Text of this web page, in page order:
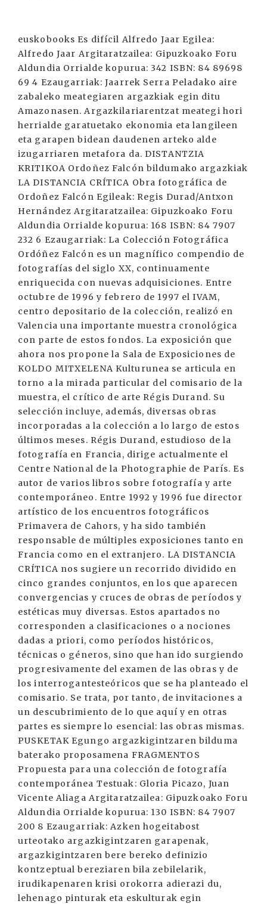
euskobooks Es difícil Alfredo Jaar Egilea:
Alfredo Jaar Argitaratzailea: Gipuzkoako Foru
Aldundia Orrialde kopurua: 342 ISBN: 84 89698
69 4 Ezaugarriak: Jaarrek Serra Peladako aire
zabaleko meategiaren argazkiak egin ditu
Amazonasen. Argazkilariarentzat meategi hori
herrialde garatuetako ekonomia eta langileen
eta garapen bidean daudenen arteko alde
izugarriaren metafora da. DISTANTZIA
KRITIKOA Ordoñez Falcón bildumako argazkiak
LA DISTANCIA CRÍTICA Obra fotográfica de
Ordoñez Falcón Egileak: Regis Durad/Antxon
Hernández Argitaratzailea: Gipuzkoako Foru
Aldundia Orrialde kopurua: 168 ISBN: 84 7907
232 6 Ezaugarriak: La Colección Fotográfica
Ordóñez Falcón es un magnífico compendio de
fotografías del siglo XX, continuamente
enriquecida con nuevas adquisiciones. Entre
octubre de 1996 y febrero de 1997 el IVAM,
centro depositario de la colección, realizó en
Valencia una importante muestra cronológica
con parte de estos fondos. La exposición que
ahora nos propone la Sala de Exposiciones de
KOLDO MITXELENA Kulturunea se articula en
torno a la mirada particular del comisario de la
muestra, el crítico de arte Régis Durand. Su
selección incluye, además, diversas obras
incorporadas a la colección a lo largo de estos
últimos meses. Régis Durand, estudioso de la
fotografía en Francia, dirige actualmente el
Centre National de la Photographie de París. Es
autor de varios libros sobre fotografía y arte
contemporáneo. Entre 1992 y 1996 fue director
artístico de los encuentros fotográficos
Primavera de Cahors, y ha sido también
responsable de múltiples exposiciones tanto en
Francia como en el extranjero. LA DISTANCIA
CRÍTICA nos sugiere un recorrido dividido en
cinco grandes conjuntos, en los que aparecen
convergencias y cruces de obras de períodos y
estéticas muy diversas. Estos apartados no
corresponden a clasificaciones o a nociones
dadas a priori, como períodos históricos,
técnicas o géneros, sino que han ido surgiendo
progresivamente del examen de las obras y de
los interrogantesteóricos que se ha planteado el
comisario. Se trata, por tanto, de invitaciones a
un descubrimiento de lo que aquí y en otras
partes es siempre lo esencial: las obras mismas.
PUSKETAK Egungo argazkigintzaren bilduma
baterako proposamena FRAGMENTOS
Propuesta para una colección de fotografía
contemporánea Testuak: Gloria Picazo, Juan
Vicente Aliaga Argitaratzailea: Gipuzkoako Foru
Aldundia Orrialde kopurua: 130 ISBN: 84 7907
200 8 Ezaugarriak: Azken hogeitabost
urteotako argazkigintzaren garapenak,
argazkigintzaren bere bereko definizio
kontzeptual bereziaren bila zebilelarik,
irudikapenaren krisi orokorra adierazi du,
lehenago pinturak eta eskulturak egin